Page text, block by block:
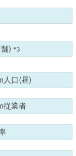
舗)*3
人口(昼)
従業者